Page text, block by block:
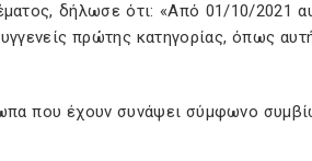
δήλωσε ότι: «Από 01/10/2021
πρώτης κατηγορίας, όπως
που έχουν συνάψει σύμφωνο